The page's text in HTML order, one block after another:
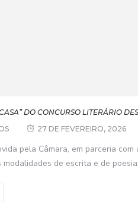
DO CONCURSO LITERÁRIO
27 DE FEVEREIRO, 2026
pela Câmara, em parceria
modalidades de escrita e de